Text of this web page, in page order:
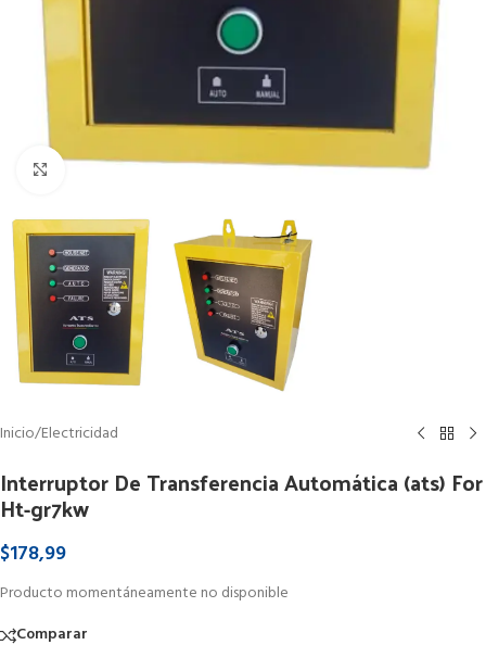
Clic para ampliar
Inicio/Electricidad
Interruptor De Transferencia Automática (ats) For
Ht-gr7kw
$178,99
Producto momentáneamente no disponible
Comparar